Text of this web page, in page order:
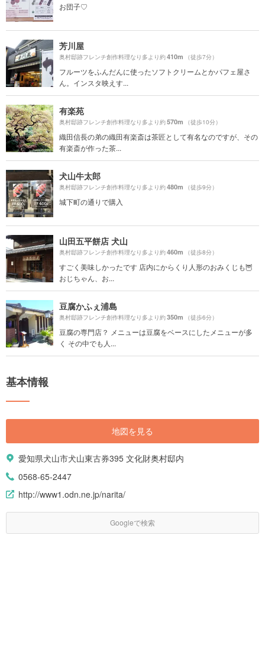
お団子♡
芳川屋
奥村邸跡フレンチ創作料理なり多より約410m （徒歩7分）
フルーツをふんだんに使ったソフトクリームとかパフェ屋さ
ん。インスタ映えす...
有楽苑
奥村邸跡フレンチ創作料理なり多より約570m （徒歩10分）
織田信長の弟の織田有楽斎は茶匠として有名なのですが、その
有楽斎が作った茶...
犬山牛太郎
奥村邸跡フレンチ創作料理なり多より約480m （徒歩9分）
城下町の通りで購入
山田五平餅店 犬山
奥村邸跡フレンチ創作料理なり多より約460m （徒歩8分）
すごく美味しかったです 店内にからくり人形のおみくじも🦉
おじちゃん、お...
豆腐かふぇ浦島
奥村邸跡フレンチ創作料理なり多より約350m （徒歩6分）
豆腐の専門店？ メニューは豆腐をベースにしたメニューが多
く その中でも人...
基本情報
地図を見る
愛知県犬山市犬山東古券395 文化財奥村邸内
0568-65-2447
http://www1.odn.ne.jp/narita/
Googleで検索